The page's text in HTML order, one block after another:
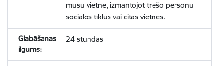
mūsu vietnē, izmantojot trešo personu
sociālos tīklus vai citas vietnes.
24 stundas